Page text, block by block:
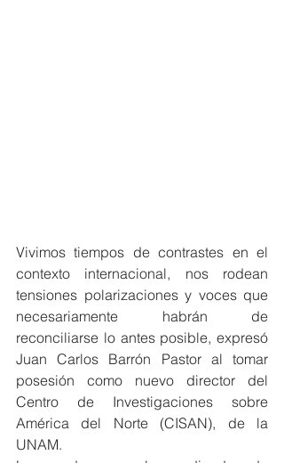
Vivimos tiempos de contrastes en el
contexto internacional, nos rodean
tensiones polarizaciones y voces que
necesariamente habrán de
reconciliarse lo antes posible, expresó
Juan Carlos Barrón Pastor al tomar
posesión como nuevo director del
Centro de Investigaciones sobre
América del Norte (CISAN), de la
UNAM.